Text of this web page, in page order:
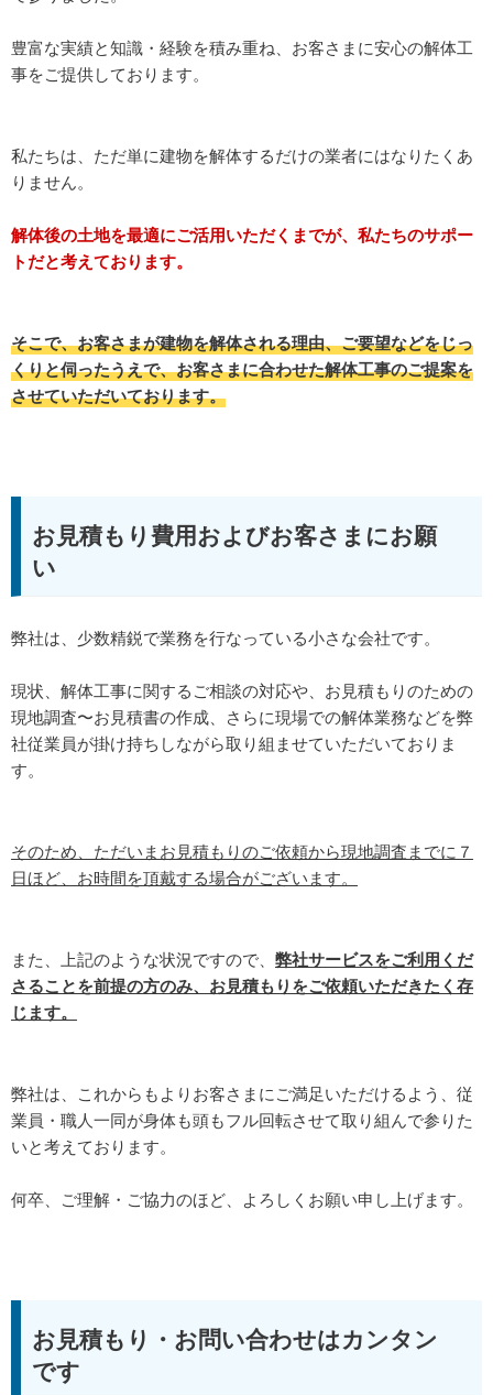
豊富な実績と知識・経験を積み重ね、お客さまに安心の解体工
事をご提供しております。
私たちは、ただ単に建物を解体するだけの業者にはなりたくあ
りません。
解体後の土地を最適にご活用いただくまでが、私たちのサポー
トだと考えております。
そこで、お客さまが建物を解体される理由、ご要望などをじっ
くりと伺ったうえで、お客さまに合わせた解体工事のご提案を
させていただいております。
お見積もり費用およびお客さまにお願
い
弊社は、少数精鋭で業務を行なっている小さな会社です。
現状、解体工事に関するご相談の対応や、お見積もりのための
現地調査〜お見積書の作成、さらに現場での解体業務などを弊
社従業員が掛け持ちしながら取り組ませていただいておりま
す。
そのため、ただいまお見積もりのご依頼から現地調査までに７
日ほど、お時間を頂戴する場合がございます。
また、上記のような状況ですので、 弊社サービスをご利用くだ
さることを前提の方のみ、お見積もりをご依頼いただきたく存
じます。
弊社は、これからもよりお客さまにご満足いただけるよう、従
業員・職人一同が身体も頭もフル回転させて取り組んで参りた
いと考えております。
何卒、ご理解・ご協力のほど、よろしくお願い申し上げます。
お見積もり・お問い合わせはカンタン
です